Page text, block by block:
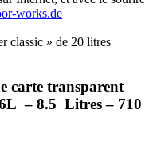
works.de
classic » de 20 litres
carte transparent
– 8.5 Litres – 710